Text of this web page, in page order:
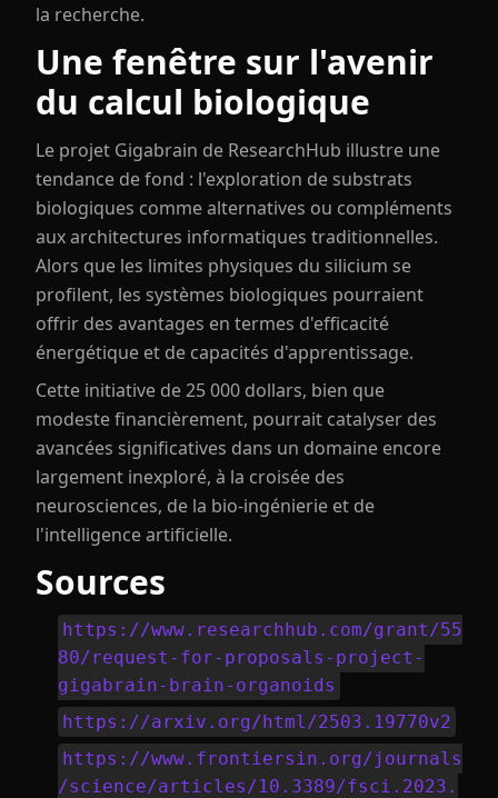
la recherche.
Une fenêtre sur l'avenir
du calcul biologique
Le projet Gigabrain de ResearchHub illustre une
tendance de fond : l'exploration de substrats
biologiques comme alternatives ou compléments
aux architectures informatiques traditionnelles.
Alors que les limites physiques du silicium se
profilent, les systèmes biologiques pourraient
offrir des avantages en termes d'efficacité
énergétique et de capacités d'apprentissage.
Cette initiative de 25 000 dollars, bien que
modeste financièrement, pourrait catalyser des
avancées significatives dans un domaine encore
largement inexploré, à la croisée des
neurosciences, de la bio-ingénierie et de
l'intelligence artificielle.
Sources
https://www.researchhub.com/grant/55
80/request-for-proposals-project-
gigabrain-brain-organoids
https://arxiv.org/html/2503.19770v2
https://www.frontiersin.org/journals
/science/articles/10.3389/fsci.2023.